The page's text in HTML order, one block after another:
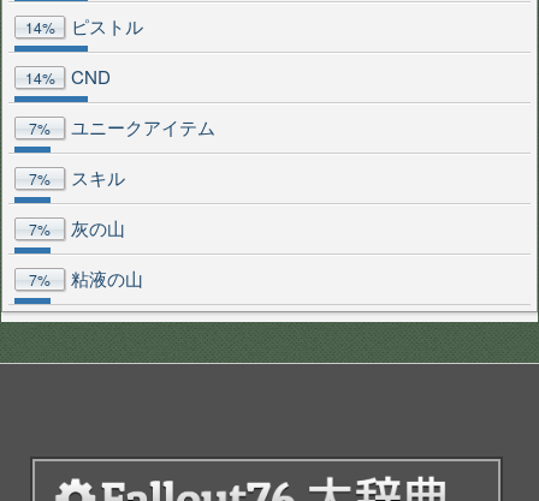
14% ピストル
14% CND
7% ユニークアイテム
7% スキル
7% 灰の山
7% 粘液の山